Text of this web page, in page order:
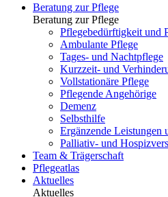
Beratung zur Pflege
Beratung zur Pflege
Pflegebedürftigkeit und
Ambulante Pflege
Tages- und Nachtpflege
Kurzzeit- und
Vollstationäre Pflege
Pflegende Angehörige
Demenz
Selbsthilfe
Ergänzende Leistungen
Palliativ- und
Team & Trägerschaft
Pflegeatlas
Aktuelles
Aktuelles